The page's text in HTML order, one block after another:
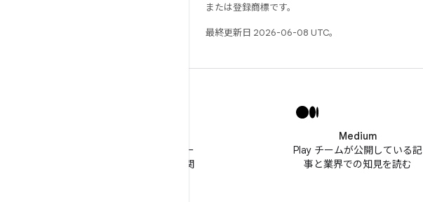
または登録商標です。
最終更新日 2026-06-08 UTC。
@GooglePlayBiz をフォロー
してニュースやサポートに関
Medium
Play チームが公開している記
事と業界での知見を読む